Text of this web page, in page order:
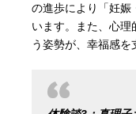
の進歩により「妊娠
います。また、心理
う姿勢が、幸福感を